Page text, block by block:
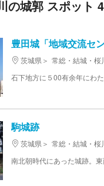
の城郭 スポット
豊田城「地域交流セ
茨城県 常総・結城・桜
駒城跡
茨城県 常総・結城・桜